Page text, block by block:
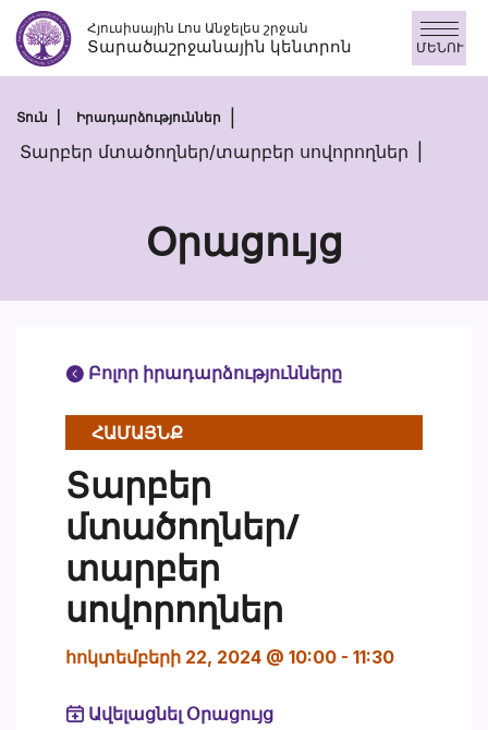
Անցնել
բովանդակությանըՀյուսիսային Լոս Անջելես շրջան
Տարածաշրջանային կենտրոն ՄԵՆՈՒ
Տուն Իրադարձություններ
Տարբեր մտածողներ/տարբեր սովորողներ
Օրացույց
Բոլոր իրադարձությունները
ՀԱՄԱՅՆՔ
Տարբեր
մտածողներ/
տարբեր
սովորողներ
հոկտեմբերի 22, 2024 @ 10:00 - 11:30
Ավելացնել Օրացույց